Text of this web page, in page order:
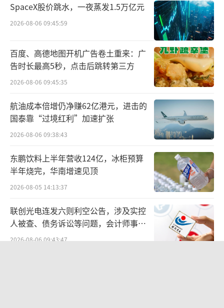
2014年7月，赛诺菲的瑞舒伐他汀依折麦布
片在欧洲通过非集中审评程序批准上市，商品
名为Zenon。自上市以来，瑞舒伐他汀依折麦
布片（I）凭借其显著的降脂效果和良好的安全
性，赢得了临床实践的广泛认可和好评。2023
年12月，瑞舒伐他汀依折麦布片作为5.1类新药
（原研进口）引入中国，填补了国内降脂复方
制剂的空白，为众多血脂异常患者提供了新的
值得一提的是，2024年11月，瑞舒伐他汀
依折麦布片被正式纳入《2024年国家基本医疗
保险、工伤保险和生育保险药品目录》，用于
治疗高胆固醇血症以及纯合子型家族性高胆固
醇血症（HoFH）患者。作为我国首款上市的瑞
SpaceX股价跳水，一夜蒸发1.5万亿元
2026-08-06 09:45:59
百度、高德地图开机广告卷土重来：广
告时长最高5秒，点击后跳转第三方
2026-08-06 09:45:35
航油成本倍增仍净赚62亿港元，进击的
国泰靠“过境红利”加速扩张
2026-08-06 09:38:43
东鹏饮料上半年营收124亿，冰柜预算
半年烧完，华南增速见顶
2026-08-05 14:13:37
联创光电连发六则利空公告，涉及实控
人被查、债务诉讼等问题，会计师事务
所曾出具“保留意见”
2026-08-06 09:43:47